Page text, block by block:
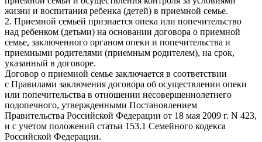
жизни и воспитания ребенка (детей) в приемной семье.
2. Приемной семьей признается опека или попечительство
над ребенком (детьми) на основании договора о приемной
семье, заключенного органом опеки и попечительства и
приемными родителями (приемным родителем), на срок,
указанный в договоре.
Договор о приемной семье заключается в соответствии
с Правилами заключения договора об осуществлении опеки
или попечительства в отношении несовершеннолетнего
подопечного, утвержденными Постановлением
Правительства Российской Федерации от 18 мая 2009 г. N 423,
и с учетом положений статьи 153.1 Семейного кодекса
Российской Федерации.